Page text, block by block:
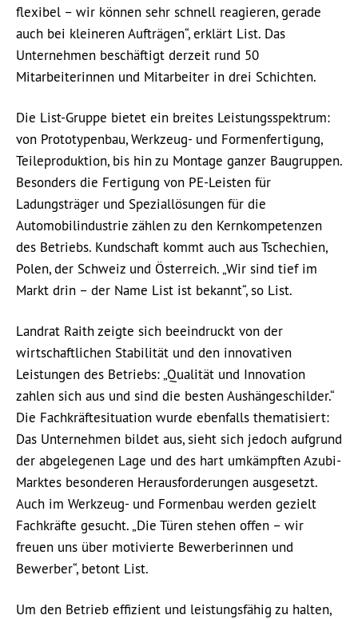
flexibel – wir können sehr schnell reagieren, gerade
auch bei kleineren Aufträgen“, erklärt List. Das
Unternehmen beschäftigt derzeit rund 50
Mitarbeiterinnen und Mitarbeiter in drei Schichten.
Die List-Gruppe bietet ein breites Leistungsspektrum:
von Prototypenbau, Werkzeug- und Formenfertigung,
Teileproduktion, bis hin zu Montage ganzer Baugruppen.
Besonders die Fertigung von PE-Leisten für
Ladungsträger und Speziallösungen für die
Automobilindustrie zählen zu den Kernkompetenzen
des Betriebs. Kundschaft kommt auch aus Tschechien,
Polen, der Schweiz und Österreich. „Wir sind tief im
Markt drin – der Name List ist bekannt“, so List.
Landrat Raith zeigte sich beeindruckt von der
wirtschaftlichen Stabilität und den innovativen
Leistungen des Betriebs: „Qualität und Innovation
zahlen sich aus und sind die besten Aushängeschilder.“
Die Fachkräftesituation wurde ebenfalls thematisiert:
Das Unternehmen bildet aus, sieht sich jedoch aufgrund
der abgelegenen Lage und des hart umkämpften Azubi-
Marktes besonderen Herausforderungen ausgesetzt.
Auch im Werkzeug- und Formenbau werden gezielt
Fachkräfte gesucht. „Die Türen stehen offen – wir
freuen uns über motivierte Bewerberinnen und
Bewerber“, betont List.
Um den Betrieb effizient und leistungsfähig zu halten,